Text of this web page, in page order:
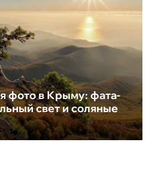
фото в Крыму: фата-
свет и соляные